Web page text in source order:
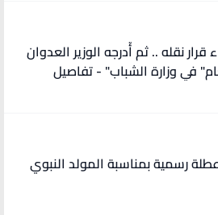
"انتصر قضائيًا بإلغاء قرار نقله .. ثم أُدرجه الوزير العدوان
في وزارة الشباب" - تفاصيل
عطلة رسمية بمناسبة المولد النبوي